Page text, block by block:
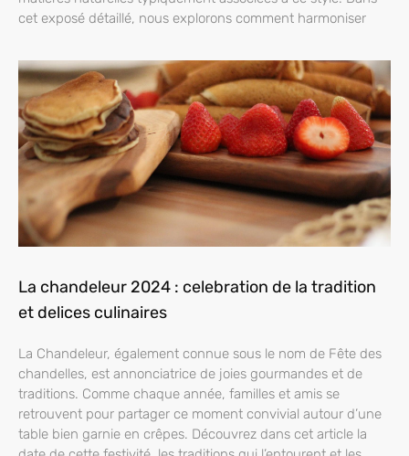
cet exposé détaillé, nous explorons comment harmoniser
La chandeleur 2024 : celebration de la tradition
et delices culinaires
La Chandeleur, également connue sous le nom de Fête des
chandelles, est annonciatrice de joies gourmandes et de
traditions. Comme chaque année, familles et amis se
retrouvent pour partager ce moment convivial autour d’une
table bien garnie en crêpes. Découvrez dans cet article la